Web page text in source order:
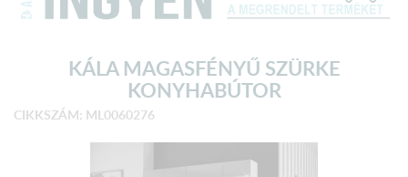
KÁLA MAGASFÉNYŰ SZÜRKE
KONYHABÚTOR
CIKKSZÁM: ML0060276